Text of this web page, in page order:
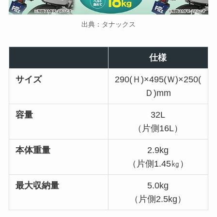
出典：タナックス
仕様
サイズ
290(Ｈ)×495(Ｗ)×250(
Ｄ)mm
容量
32L
（片側16L）
本体重量
2.9kg
（片側1.45㎏）
最大収納量
5.0kg
（片側2.5kg）